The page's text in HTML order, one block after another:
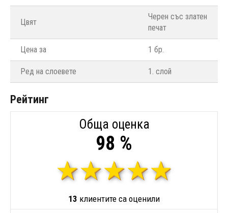
Цвят
Черен със златен
печат
Цена за 1 бр.
Ред на слоевете 1. слой
Рейтинг
Обща оценка
98 %
13 клиентите са оценили